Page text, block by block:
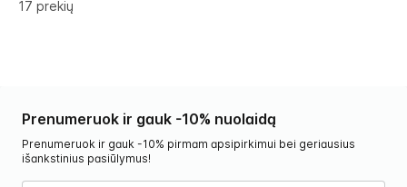
17 prekių
Prenumeruok ir gauk -10% nuolaidą
Prenumeruok ir gauk -10% pirmam apsipirkimui bei geriausius
išankstinius pasiūlymus!